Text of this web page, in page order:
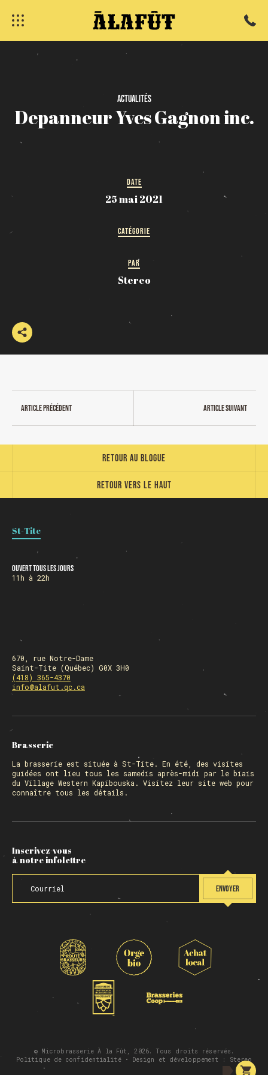
Actualités
DepanneurYvesGagnoninc.
DATE
25 mai 2021
CATÉGORIE
PAR
Stereo
Article précédent Article suivant
Retour vers le haut
Retour au blogue
St-Tite
Ouvert tous les jours
11h à 22h
670, rue Notre-Dame
Saint-Tite (Québec) G0X 3H0
(418) 365-4370
info@alafut.qc.ca
Brasserie
La brasserie est située à St-Tite. En été, des visites
guidées ont lieu tous les samedis après-midi par le biais
du Village Western Kapibouska. Visitez leur site web pour
connaître tous les détails.
Inscrivez-vous
à notre infolettre
ENVOYER
© Microbrasserie À la Fût, 2026. Tous droits réservés.
Politique de confidentialité• Design et développement : Stereo
FERMÉ 31 déc. et 01 janvier